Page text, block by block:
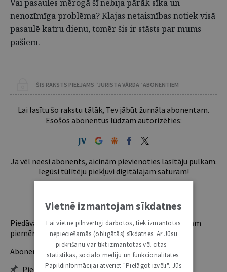
Vai pasaules mērogā šī nebija pārāk sīka un
nenozīmīga problēma? Klajas netaisnības notiek visā
pasaulē katru dienu, tomēr šis ir stāsts par mums
pašiem.
ŠIS RAKSTS PIEEJAMS “JURISTA VĀRDA” ABONENTIEM
Lai lasītu šo rakstu tālāk, Tev jābūt žurnāla abonentam.
Esošos abonentus lūdzam autorizēties:
Ja vēl neesi abonents, aicinām pievienoties lasītāju pulkam.
Iegūsi tūlītēju piekļuvi digitālajam saturam!
Piedāvājam trīs abonementu veidus. Vienam lietotājam
piemērotākais ir "Mazais" (3, 6 un 12 mēnešiem).
Abonentu ieguvumi:
Pieeja jaunākajam izdevumam
Vietnē izmantojam sīkdatnes
Lai vietne pilnvērtīgi darbotos, tiek izmantotas
nepieciešamās (obligātās) sīkdatnes. Ar Jūsu
piekrišanu var tikt izmantotas vēl citas –
statistikas, sociālo mediju un funkcionalitātes.
Papildinformācijai atveriet "Pielāgot izvēli". Jūs